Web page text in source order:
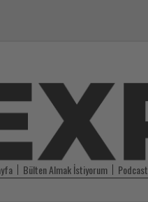
Bülten Almak İstiyorum Podcast